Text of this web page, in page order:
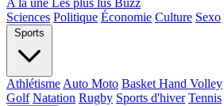
A la une Les plus lus Buzz
Sciences Politique Économie Culture Sexo
Sports
Athlétisme Auto Moto Basket Hand Volley
Golf Natation Rugby Sports d'hiver Tennis